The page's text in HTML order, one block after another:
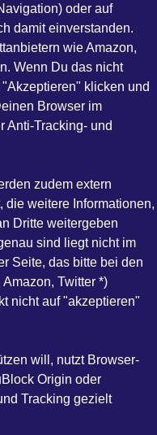
oder auf
damit einverstanden.
wie Amazon,
Wenn Du das nicht
klicken und
Browser im
Anti-Tracking- und
zudem extern
die weitere Informationen,
Dritte weitergeben
sind liegt nicht im
Seite, das bitte bei den
Twitter *)
nicht auf "akzeptieren"
will, nutzt Browser-
Origin oder
Tracking gezielt